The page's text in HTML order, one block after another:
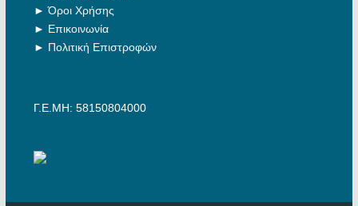
►Όροι Χρήσης
► Επικοινωνία
► Πολιτική Επιστροφών
Γ.Ε.ΜΗ: 58150804000